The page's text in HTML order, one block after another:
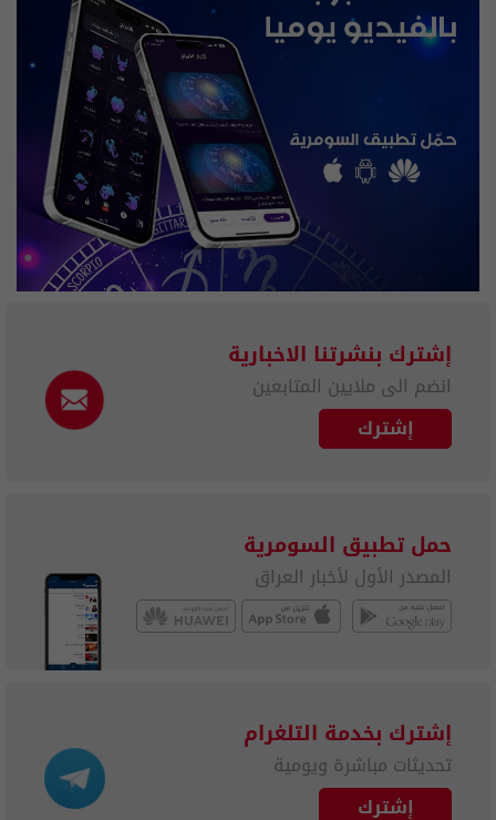
إشترك بنشرتنا الاخبارية
انضم الى ملايين المتابعين
إشترك
حمل تطبيق السومرية
المصدر الأول لأخبار العراق
إشترك بخدمة التلغرام
تحديثات مباشرة ويومية
إشترك